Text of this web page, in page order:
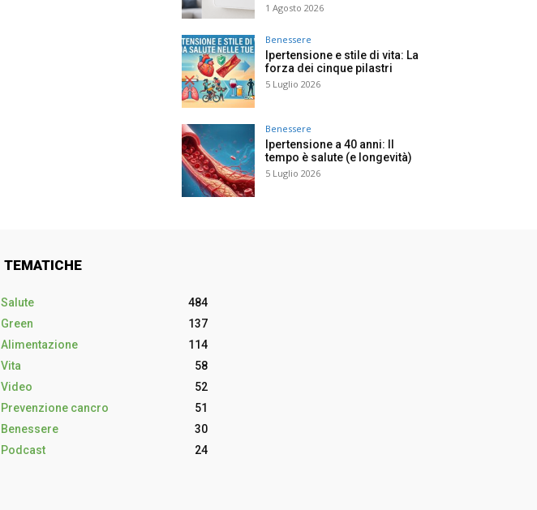
1 Agosto 2026
Benessere
Ipertensione e stile di vita: La
forza dei cinque pilastri
5 Luglio 2026
Benessere
Ipertensione a 40 anni: Il
tempo è salute (e longevità)
5 Luglio 2026
TEMATICHE
Salute
484
Green
137
Alimentazione
114
Vita
58
Video
52
Prevenzione cancro
51
Benessere
30
Podcast
24